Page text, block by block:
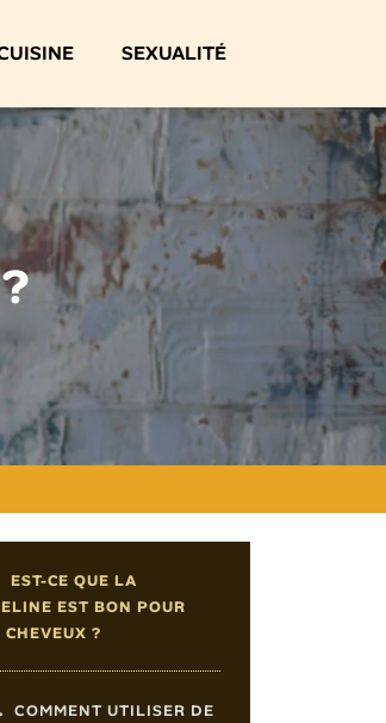
SEXUALITÉ
de l'article
EST-CE QUE LA
EST BON POUR
CHEVEUX ?
COMMENT UTILISER DE